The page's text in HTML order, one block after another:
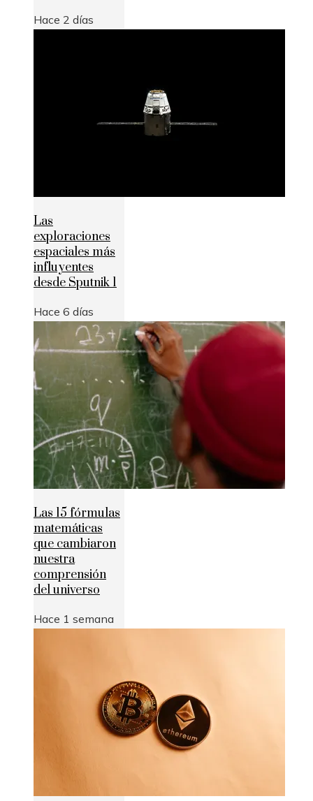
Hace 2 días
Las
exploraciones
espaciales más
influyentes
desde Sputnik 1
Hace 6 días
Las 15 fórmulas
matemáticas
que cambiaron
nuestra
comprensión
del universo
Hace 1 semana